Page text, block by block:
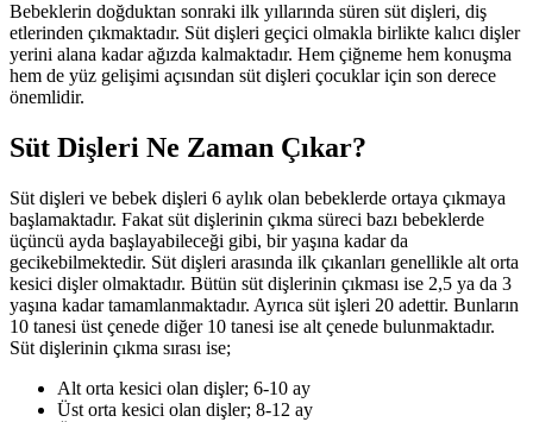
Bebeklerin doğduktan sonraki ilk yıllarında süren süt dişleri, diş
etlerinden çıkmaktadır. Süt dişleri geçici olmakla birlikte kalıcı dişler
yerini alana kadar ağızda kalmaktadır. Hem çiğneme hem konuşma
hem de yüz gelişimi açısından süt dişleri çocuklar için son derece
önemlidir.
Süt Dişleri Ne Zaman Çıkar?
Süt dişleri ve bebek dişleri 6 aylık olan bebeklerde ortaya çıkmaya
başlamaktadır. Fakat süt dişlerinin çıkma süreci bazı bebeklerde
üçüncü ayda başlayabileceği gibi, bir yaşına kadar da
gecikebilmektedir. Süt dişleri arasında ilk çıkanları genellikle alt orta
kesici dişler olmaktadır. Bütün süt dişlerinin çıkması ise 2,5 ya da 3
yaşına kadar tamamlanmaktadır. Ayrıca süt işleri 20 adettir. Bunların
10 tanesi üst çenede diğer 10 tanesi ise alt çenede bulunmaktadır.
Süt dişlerinin çıkma sırası ise;
Alt orta kesici olan dişler; 6-10 ay
Üst orta kesici olan dişler; 8-12 ay